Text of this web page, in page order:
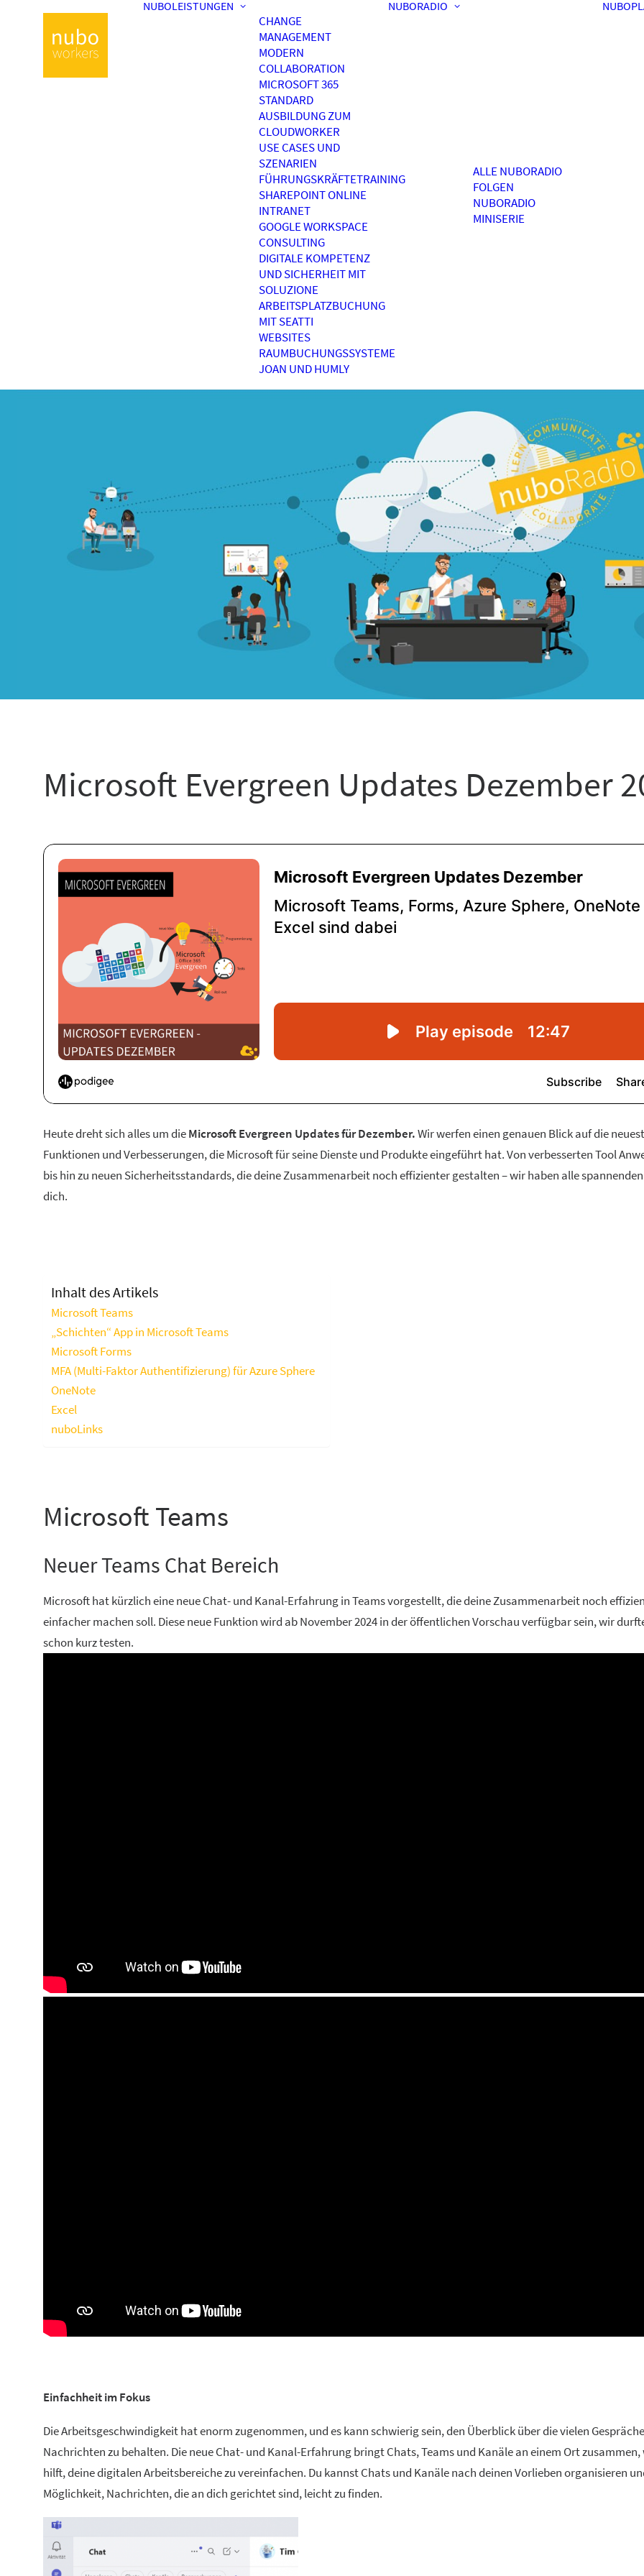
NUBOLEISTUNGEN
CHANGE
MANAGEMENT
MODERN
COLLABORATION
MICROSOFT 365
STANDARD
AUSBILDUNG ZUM
CLOUDWORKER
USE CASES UND
SZENARIEN
FÜHRUNGSKRÄFTETRAINING
SHAREPOINT ONLINE
INTRANET
GOOGLE WORKSPACE
CONSULTING
DIGITALE KOMPETENZ
UND SICHERHEIT MIT
SOLUZIONE
ARBEITSPLATZBUCHUNG
MIT SEATTI
WEBSITES
RAUMBUCHUNGSSYSTEME
JOAN UND HUMLY
NUBORADIO
ALLE NUBORADIO
FOLGEN
NUBORADIO
MINISERIE
Microsoft Evergreen Updates Dezember
Heute dreht sich alles um dieMicrosoft Evergreen Updates für Dezember.Wir werfen einen genauen Blick auf die
Funktionen und Verbesserungen, die Microsoft für seine Dienste und Produkte eingeführt hat. Von verbesserten Tool
bis hin zu neuen Sicherheitsstandards, die deine Zusammenarbeit noch effizienter gestalten – wir haben alle
dich.
Inhalt des Artikels
Microsoft Teams
„Schichten“ App in Microsoft Teams
Microsoft Forms
MFA (Multi-Faktor Authentifizierung) für Azure Sphere
OneNote
Excel
nuboLinks
Microsoft Teams
Neuer Teams Chat Bereich
Microsoft hat kürzlich eine neue Chat- und Kanal-Erfahrung in Teams vorgestellt, die deine Zusammenarbeit noch
einfacher machen soll. Diese neue Funktion wird ab November 2024 in der öffentlichen Vorschau verfügbar sein, wir
schon kurz testen.
Einfachheit im Fokus
Die Arbeitsgeschwindigkeit hat enorm zugenommen, und es kann schwierig sein, den Überblick über die vielen
Nachrichten zu behalten. Die neue Chat- und Kanal-Erfahrung bringt Chats, Teams und Kanäle an einem Ort zusammen,
hilft, deine digitalen Arbeitsbereiche zu vereinfachen. Du kannst Chats und Kanäle nach deinen Vorlieben organisieren
Möglichkeit, Nachrichten, die an dich gerichtet sind, leicht zu finden.